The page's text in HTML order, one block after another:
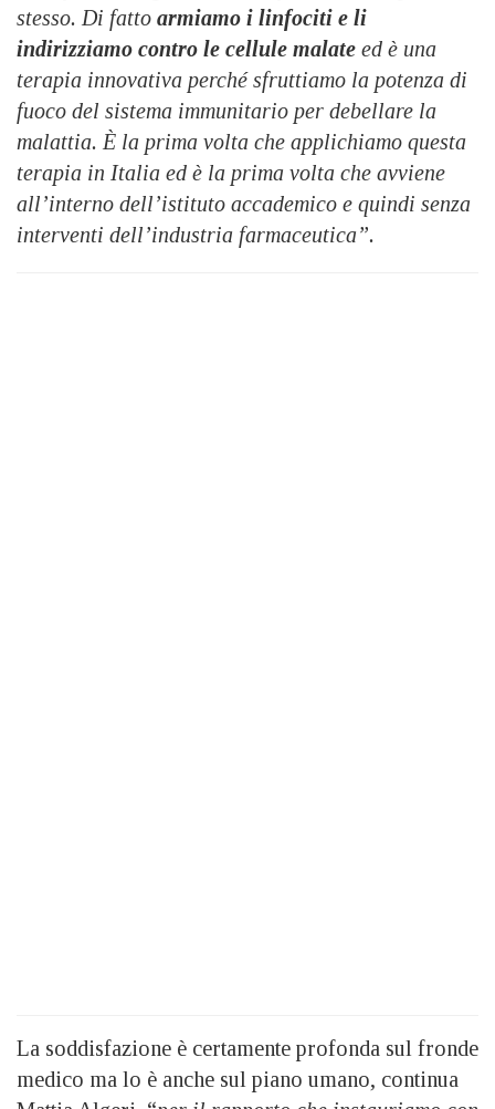
stesso. Di fatto armiamo i linfociti e li
indirizziamo contro le cellule malate ed è una
terapia innovativa perché sfruttiamo la potenza di
fuoco del sistema immunitario per debellare la
malattia. È la prima volta che applichiamo questa
terapia in Italia ed è la prima volta che avviene
all’interno dell’istituto accademico e quindi senza
interventi dell’industria farmaceutica”.
La soddisfazione è certamente profonda sul fronde
medico ma lo è anche sul piano umano, continua